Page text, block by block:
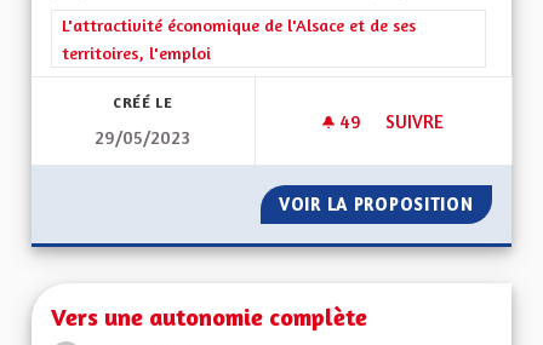
Filtrer les résultats de la catégorie : L'attractivité
L'attractivité économique de l'Alsace et de ses
territoires, l'emploi
CRÉÉ LE
29/05/2023
49 49 ABONNÉS
SUIVRE
VOIR LA PROPOSITION
Vers une autonomie complète